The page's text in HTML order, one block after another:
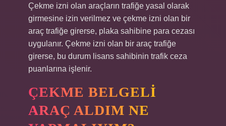
Çekme izni olan araçların trafiğe yasal olarak
girmesine izin verilmez ve çekme izni olan bir
araç trafiğe girerse, plaka sahibine para cezası
uygulanır. Çekme izni olan bir araç trafiğe
girerse, bu durum lisans sahibinin trafik ceza
puanlarına işlenir.
ÇEKME BELGELI
ARAÇ ALDIM NE